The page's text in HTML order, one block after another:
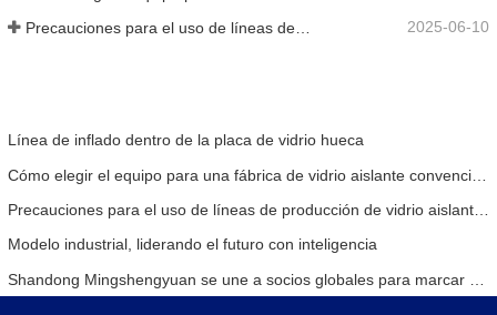
2025-06-10
Línea de inflado dentro de la placa de vidrio hueca
Modelo industrial, liderando el futuro con inteligencia